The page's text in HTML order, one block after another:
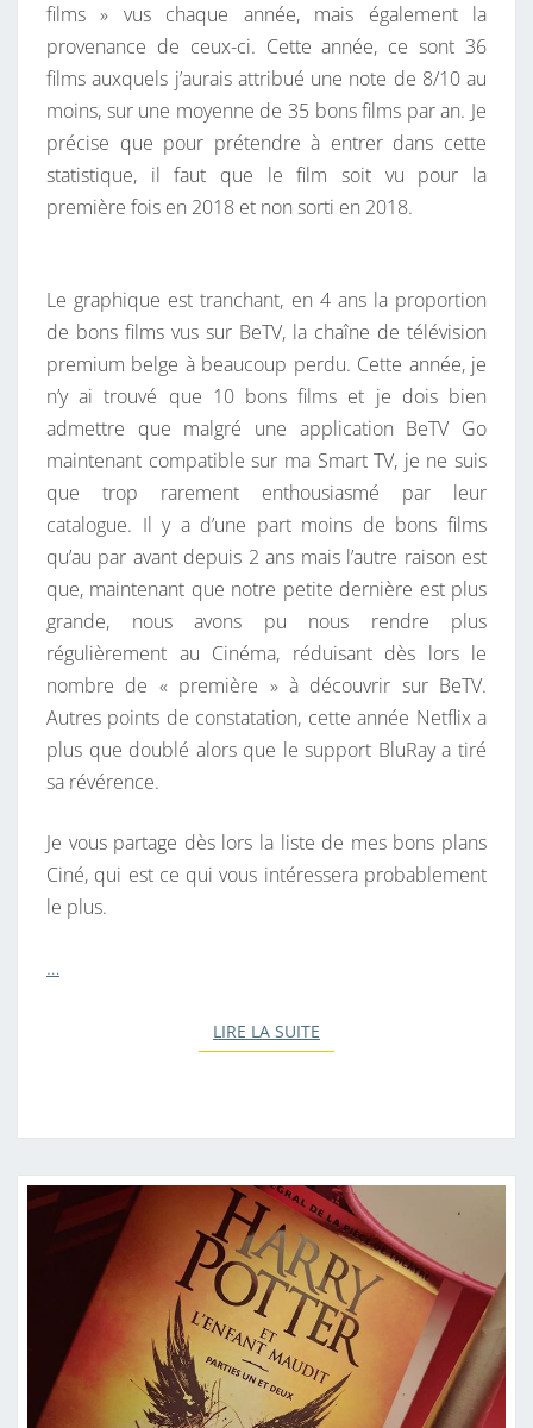
É
C
I
N
É
.
E
films » vus chaque année, mais également la
provenance de ceux-ci. Cette année, ce sont 36
films auxquels j’aurais attribué une note de 8/10 au
moins, sur une moyenne de 35 bons films par an. Je
précise que pour prétendre à entrer dans cette
statistique, il faut que le film soit vu pour la
première fois en 2018 et non sorti en 2018.
Le graphique est tranchant, en 4 ans la proportion
de bons films vus sur BeTV, la chaîne de télévision
premium belge à beaucoup perdu. Cette année, je
n’y ai trouvé que 10 bons films et je dois bien
admettre que malgré une application BeTV Go
maintenant compatible sur ma Smart TV, je ne suis
que trop rarement enthousiasmé par leur
catalogue. Il y a d’une part moins de bons films
qu’au par avant depuis 2 ans mais l’autre raison est
que, maintenant que notre petite dernière est plus
grande, nous avons pu nous rendre plus
régulièrement au Cinéma, réduisant dès lors le
nombre de « première » à découvrir sur BeTV.
Autres points de constatation, cette année Netflix a
plus que doublé alors que le support BluRay a tiré
sa révérence.
Je vous partage dès lors la liste de mes bons plans
Ciné, qui est ce qui vous intéressera probablement
le plus.
…
LIRE LA SUITE